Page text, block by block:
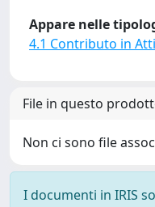
Appare nelle
4.1 Contributo in
File in questo
Non ci sono file
I documenti in IRIS